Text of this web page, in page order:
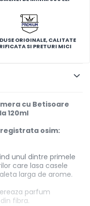
ORIGINALE, CALITATE
SI PRETURI MICI
cu Betisoare
120ml
osim:
unul dintre primele
care lasa casele
larga de arome.
parfum
fibra.